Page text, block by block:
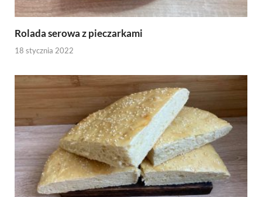
Rolada serowa z pieczarkami
18 stycznia 2022